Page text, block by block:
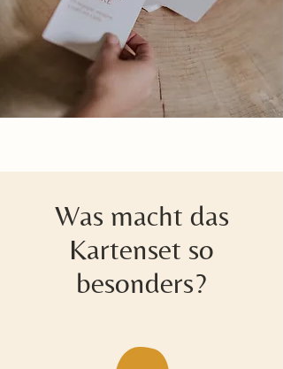
Was macht das
Kartenset so
besonders?